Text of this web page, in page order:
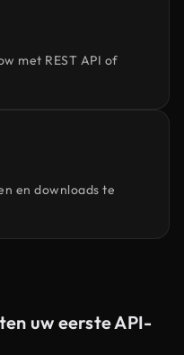
met REST API of
en downloads te
uw eerste API-